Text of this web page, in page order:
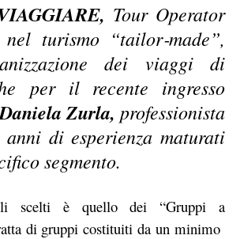
Tour Operator
nel turismo “tailor‐made”,
dei viaggi di
per il recente ingresso
Zurla, professionista
anni di esperienza maturati
segmento.
scelti è quello dei “Gruppi a
di gruppi costituiti da un minimo